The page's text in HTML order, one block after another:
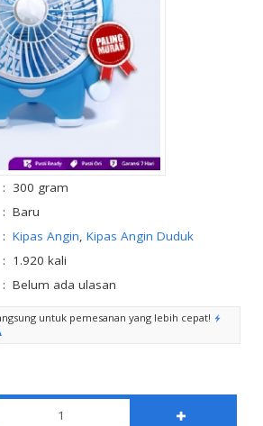
: 300 gram
: Baru
: Kipas Angin Kipas Angin Duduk
: 1.920 kali
: Belum ada ulasan
untuk pemesanan yang lebih cepat!